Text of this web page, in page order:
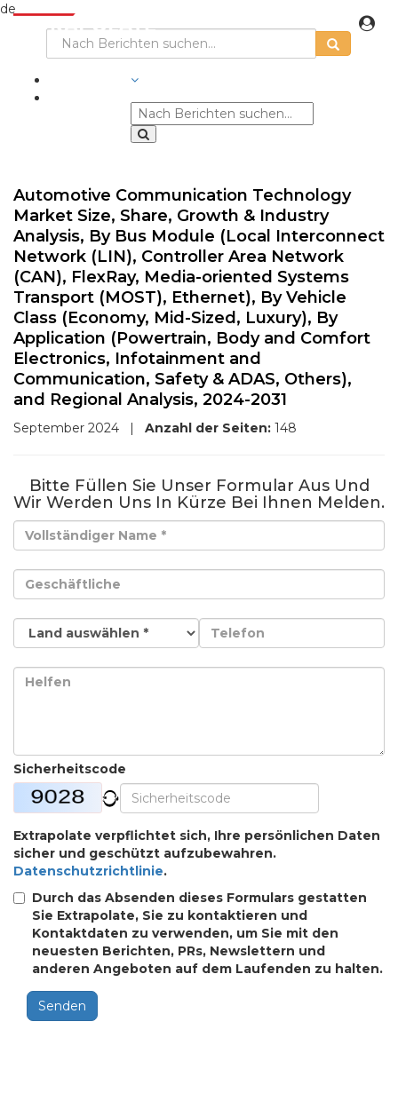
de
Automotive Communication Technology
Market Size, Share, Growth & Industry
Analysis, By Bus Module (Local Interconnect
Network (LIN), Controller Area Network
(CAN), FlexRay, Media-oriented Systems
Transport (MOST), Ethernet), By Vehicle
Class (Economy, Mid-Sized, Luxury), By
Application (Powertrain, Body and Comfort
Electronics, Infotainment and
Communication, Safety & ADAS, Others),
and Regional Analysis, 2024-2031
September 2024 | Anzahl der Seiten: 148
Bitte Füllen Sie Unser Formular Aus Und
Wir Werden Uns In Kürze Bei Ihnen Melden.
Sicherheitscode
Extrapolate verpflichtet sich, Ihre persönlichen Daten
sicher und geschützt aufzubewahren.
Datenschutzrichtlinie.
Durch das Absenden dieses Formulars gestatten
Sie Extrapolate, Sie zu kontaktieren und
Kontaktdaten zu verwenden, um Sie mit den
neuesten Berichten, PRs, Newslettern und
anderen Angeboten auf dem Laufenden zu halten.
Senden